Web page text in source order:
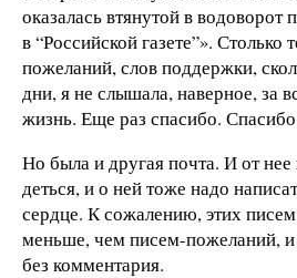
оказалась втянутой в водоворот
в “Российской газете”».
пожеланий, слов поддержки,
дни, я не слышала, наверное, за
жизнь. Еще раз спасибо.
Но была и другая почта. И от
деться, и о ней тоже надо
сердце. К сожалению, этих
меньше, чем писем-пожеланий, и
без комментария.